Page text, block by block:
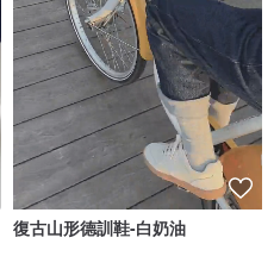
復古山形德訓鞋-白奶油